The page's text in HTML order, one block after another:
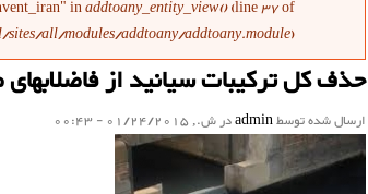
inaddtoany_entity_view()(line37of
all/modules/addtoany/addtoany.module).
حذف‌ کل ترکیبات سیانید از
ارسال شده توسطadminدر ش., 01/24/2015 - 00:43